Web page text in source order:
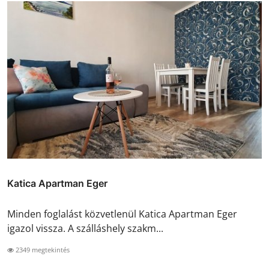
Katica Apartman Eger
Minden foglalást közvetlenül Katica Apartman Eger
igazol vissza. A szálláshely szakm...
2349 megtekintés